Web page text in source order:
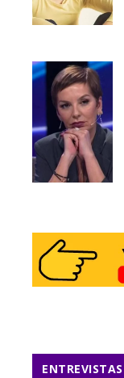
ENTREVISTAS